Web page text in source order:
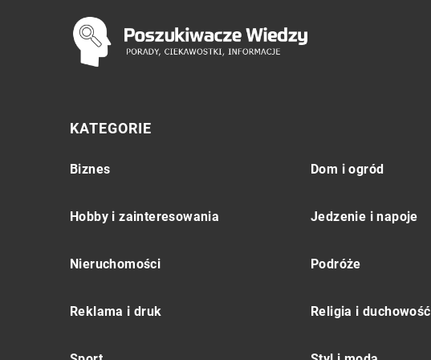
KATEGORIE
Biznes Dom i ogród
Hobby i zainteresowania Jedzenie i napoje
Nieruchomości Podróże
Reklama i druk Religia i duchowość